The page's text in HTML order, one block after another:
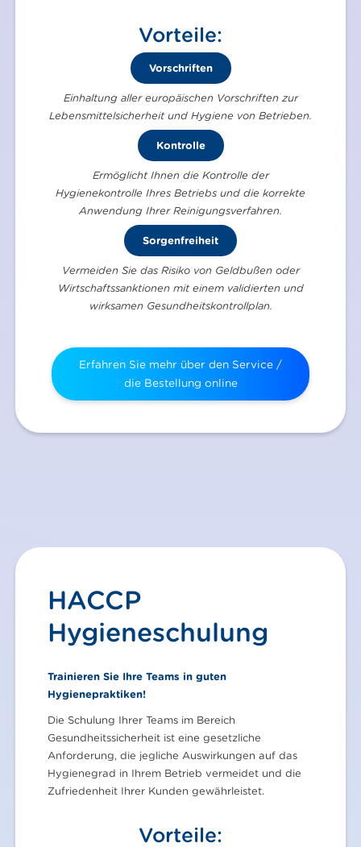
Vorteile:
Vorschriften
Einhaltung aller europäischen Vorschriften zur
Lebensmittelsicherheit und Hygiene von Betrieben.
Kontrolle
Ermöglicht Ihnen die Kontrolle der
Hygienekontrolle Ihres Betriebs und die korrekte
Anwendung Ihrer Reinigungsverfahren.
Sorgenfreiheit
Vermeiden Sie das Risiko von Geldbußen oder
Wirtschaftssanktionen mit einem validierten und
wirksamen Gesundheitskontrollplan.
Erfahren Sie mehr über den Service /
die Bestellung online
HACCP
Hygieneschulung
Trainieren Sie Ihre Teams in guten
Hygienepraktiken!
Die Schulung Ihrer Teams im Bereich
Gesundheitssicherheit ist eine gesetzliche
Anforderung, die jegliche Auswirkungen auf das
Hygienegrad in Ihrem Betrieb vermeidet und die
Zufriedenheit Ihrer Kunden gewährleistet.
Vorteile: